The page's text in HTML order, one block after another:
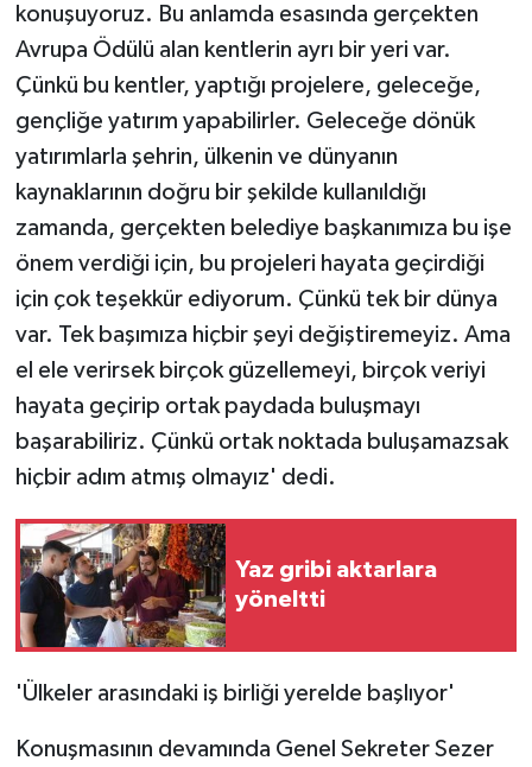
konuşuyoruz. Bu anlamda esasında gerçekten
Avrupa Ödülü alan kentlerin ayrı bir yeri var.
Çünkü bu kentler, yaptığı projelere, geleceğe,
gençliğe yatırım yapabilirler. Geleceğe dönük
yatırımlarla şehrin, ülkenin ve dünyanın
kaynaklarının doğru bir şekilde kullanıldığı
zamanda, gerçekten belediye başkanımıza bu işe
önem verdiği için, bu projeleri hayata geçirdiği
için çok teşekkür ediyorum. Çünkü tek bir dünya
var. Tek başımıza hiçbir şeyi değiştiremeyiz. Ama
el ele verirsek birçok güzellemeyi, birçok veriyi
hayata geçirip ortak paydada buluşmayı
başarabiliriz. Çünkü ortak noktada buluşamazsak
hiçbir adım atmış olmayız' dedi.
Yaz gribi aktarlara
yöneltti
'Ülkeler arasındaki iş birliği yerelde başlıyor'
Konuşmasının devamında Genel Sekreter Sezer